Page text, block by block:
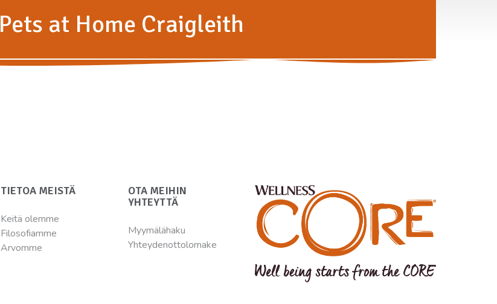
Pets at Home Craigleith
TIETOA MEISTÄ
Keitä olemme
Filosofiamme
Arvomme
OTA MEIHIN
YHTEYTTÄ
Myymälähaku
Yhteydenottolomake